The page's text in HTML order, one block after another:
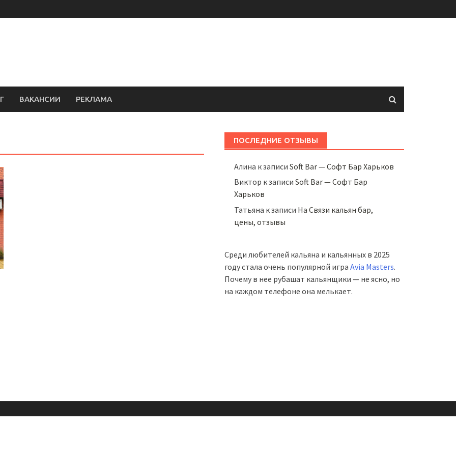
ВАКАНСИИ РЕКЛАМА
ПОСЛЕДНИЕ ОТЗЫВЫ
Алина к записи Soft Bar — Софт Бар Харьков
Виктор к записи Soft Bar — Софт Бар
Харьков
Татьяна к записи На Связи кальян бар,
цены, отзывы
Среди любителей кальяна и кальянных в 2025
году стала очень популярной игра Avia Masters.
Почему в нее рубашат кальянщики — не ясно, но
на каждом телефоне она мелькает.